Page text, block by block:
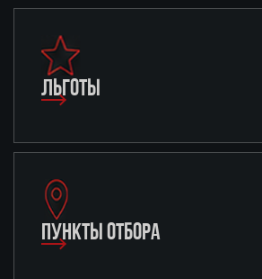
ЛЬГОТЫ
ПУНКТЫ ОТБОРА